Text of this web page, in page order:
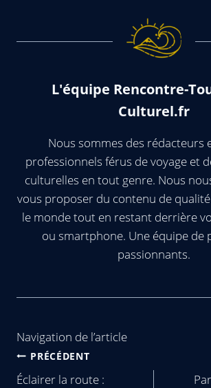
L'équipe Rencontre-
Culturel.fr
Nous sommes des rédacteurs
professionnels férus de voyage et
culturelles en tout genre. Nous
vous proposer du contenu de
le monde tout en restant derrière
ou smartphone. Une équipe de
passionnants.
Navigation de l’article
PRÉCÉDENT
Éclairer la route :